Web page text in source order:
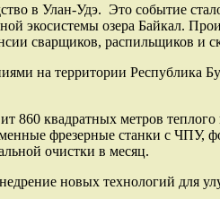
в Улан-Удэ. Это событие
экосистемы озера Байкал.
сварщиков, распильщиков и
на территории Республика
860 квадратных метров
фрезерные станки с
очистки в месяц.
новых технологий для